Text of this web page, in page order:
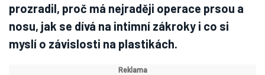
prozradil, proč má nejraději operace prsou a
nosu, jak se dívá na intimní zákroky i co si
myslí o závislosti na plastikách.